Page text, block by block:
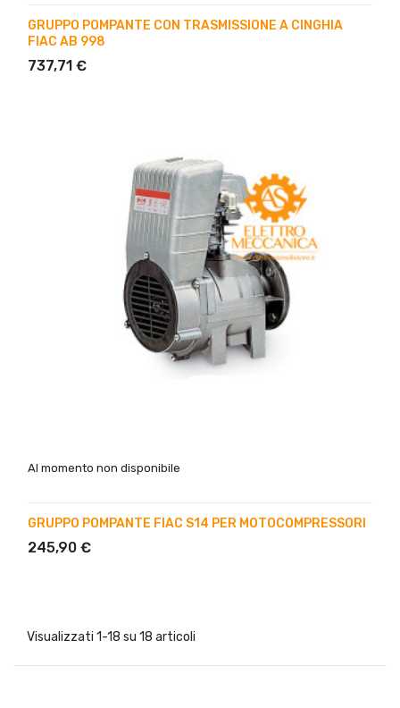
GRUPPO POMPANTE CON TRASMISSIONE A CINGHIA
FIAC AB 998
737,71 €
Al momento non disponibile
GRUPPO POMPANTE FIAC S14 PER MOTOCOMPRESSORI
245,90 €
Visualizzati 1-18 su 18 articoli